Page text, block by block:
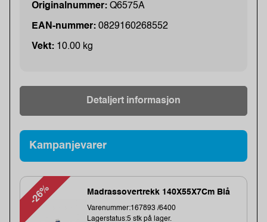
Originalnummer: Q6575A
EAN-nummer: 0829160268552
Vekt: 10.00 kg
Detaljert informasjon
Kampanjevarer
-26% Madrassovertrekk 140X55X7Cm Blå
Varenummer:167893 /6400
Lagerstatus:5 stk på lager.